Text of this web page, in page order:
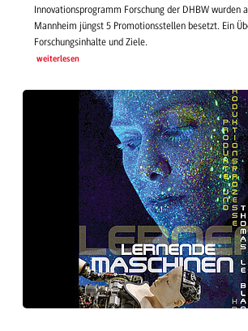
Innovationsprogramm Forschung der DHBW wurden
Mannheim jüngst 5 Promotionsstellen besetzt. Ein
Forschungsinhalte und Ziele.
weiterlesen